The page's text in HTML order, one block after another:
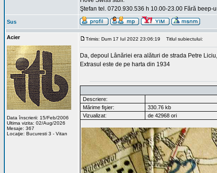
Ştefan tel. 0720.930.536 h 10.00-23.00 Fără beep-
Sus
Acier
Data înscrierii: 15/Feb/2006
Ultima vizita: 02/Aug/2026
Mesaje: 367
Locaţie: Bucuresti 3 - Vitan
Trimis: Dum 17 Iul 2022 23:06:19 Titlul subiectului:
Da, depoul Lânăriei era alături de strada Petre
Extrasul este de pe harta din 1934
Descriere:
Mărime fişier:
330.76 kb
Vizualizat:
de 42968 ori